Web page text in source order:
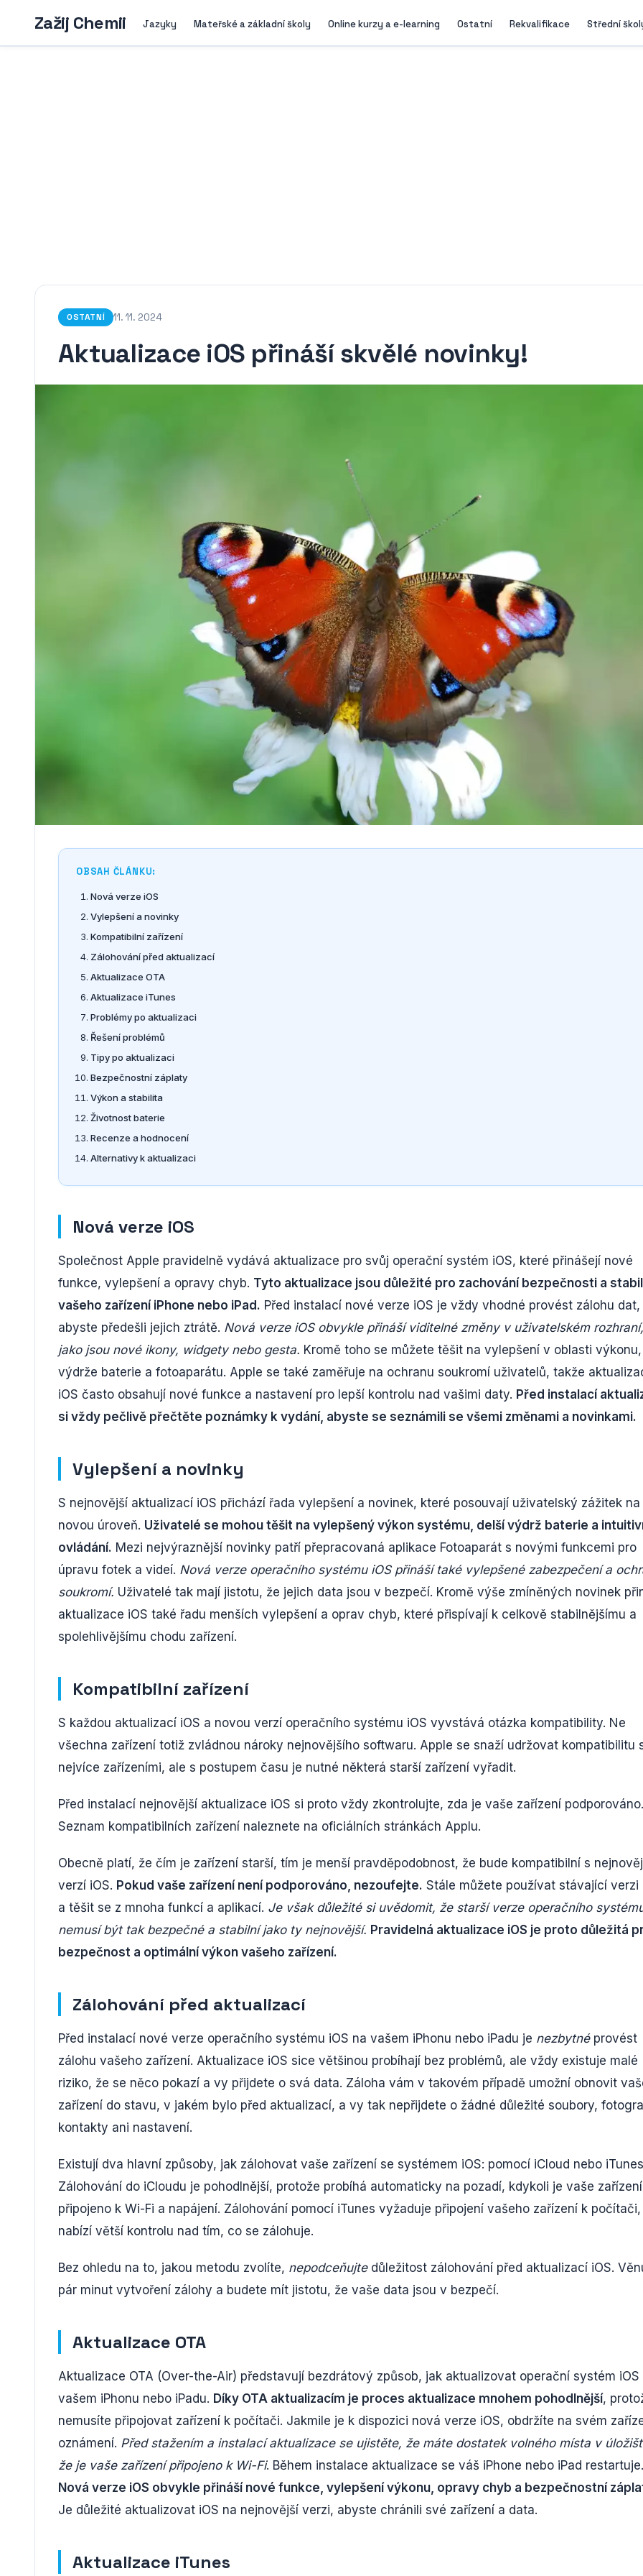
Zažij Chemii Jazyky Mateřské a základní školy Online kurzy a e-learning Ostatní Rekvalifikace Střední
OSTATNÍ 11. 11. 2024
Aktualizace iOS přináší skvělé novinky!
OBSAH ČLÁNKU:
Nová verze iOS
Vylepšení a novinky
Kompatibilní zařízení
Zálohování před aktualizací
Aktualizace OTA
Aktualizace iTunes
Problémy po aktualizaci
Řešení problémů
Tipy po aktualizaci
Bezpečnostní záplaty
Výkon a stabilita
Životnost baterie
Recenze a hodnocení
Alternativy k aktualizaci
Nová verze iOS
Společnost Apple pravidelně vydává aktualizace pro svůj operační systém iOS, které přinášejí nové
funkce, vylepšení a opravy chyb. Tyto aktualizace jsou důležité pro zachování bezpečnosti a
vašeho zařízení iPhone nebo iPad. Před instalací nové verze iOS je vždy vhodné provést zálohu dat,
abyste předešli jejich ztrátě. Nová verze iOS obvykle přináší viditelné změny v uživatelském rozhraní,
jako jsou nové ikony, widgety nebo gesta. Kromě toho se můžete těšit na vylepšení v oblasti výkonu,
výdrže baterie a fotoaparátu. Apple se také zaměřuje na ochranu soukromí uživatelů, takže
iOS často obsahují nové funkce a nastavení pro lepší kontrolu nad vašimi daty. Před instalací
si vždy pečlivě přečtěte poznámky k vydání, abyste se seznámili se všemi změnami a novinkami.
Vylepšení a novinky
S nejnovější aktualizací iOS přichází řada vylepšení a novinek, které posouvají uživatelský zážitek na
novou úroveň. Uživatelé se mohou těšit na vylepšený výkon systému, delší výdrž baterie a
ovládání. Mezi nejvýraznější novinky patří přepracovaná aplikace Fotoaparát s novými funkcemi pro
úpravu fotek a videí. Nová verze operačního systému iOS přináší také vylepšené zabezpečení a
soukromí. Uživatelé tak mají jistotu, že jejich data jsou v bezpečí. Kromě výše zmíněných novinek
aktualizace iOS také řadu menších vylepšení a oprav chyb, které přispívají k celkově stabilnějšímu a
spolehlivějšímu chodu zařízení.
Kompatibilní zařízení
S každou aktualizací iOS a novou verzí operačního systému iOS vyvstává otázka kompatibility. Ne
všechna zařízení totiž zvládnou nároky nejnovějšího softwaru. Apple se snaží udržovat kompatibilitu
nejvíce zařízeními, ale s postupem času je nutné některá starší zařízení vyřadit.
Před instalací nejnovější aktualizace iOS si proto vždy zkontrolujte, zda je vaše zařízení podporováno.
Seznam kompatibilních zařízení naleznete na oficiálních stránkách Applu.
Obecně platí, že čím je zařízení starší, tím je menší pravděpodobnost, že bude kompatibilní s
verzí iOS. Pokud vaše zařízení není podporováno, nezoufejte. Stále můžete používat stávající verzi
a těšit se z mnoha funkcí a aplikací. Je však důležité si uvědomit, že starší verze operačního
nemusí být tak bezpečné a stabilní jako ty nejnovější. Pravidelná aktualizace iOS je proto důležitá
bezpečnost a optimální výkon vašeho zařízení.
Zálohování před aktualizací
Před instalací nové verze operačního systému iOS na vašem iPhonu nebo iPadu je nezbytnéprovést
zálohu vašeho zařízení. Aktualizace iOS sice většinou probíhají bez problémů, ale vždy existuje malé
riziko, že se něco pokazí a vy přijdete o svá data. Záloha vám v takovém případě umožní obnovit
zařízení do stavu, v jakém bylo před aktualizací, a vy tak nepřijdete o žádné důležité soubory,
kontakty ani nastavení.
Existují dva hlavní způsoby, jak zálohovat vaše zařízení se systémem iOS: pomocí iCloud nebo
Zálohování do iCloudu je pohodlnější, protože probíhá automaticky na pozadí, kdykoli je vaše zařízení
připojeno k Wi-Fi a napájení. Zálohování pomocí iTunes vyžaduje připojení vašeho zařízení k
nabízí větší kontrolu nad tím, co se zálohuje.
Bez ohledu na to, jakou metodu zvolíte, nepodceňujtedůležitost zálohování před aktualizací iOS.
pár minut vytvoření zálohy a budete mít jistotu, že vaše data jsou v bezpečí.
Aktualizace OTA
Aktualizace OTA (Over-the-Air) představují bezdrátový způsob, jak aktualizovat operační systém iOS
vašem iPhonu nebo iPadu. Díky OTA aktualizacím je proces aktualizace mnohem pohodlnější,
nemusíte připojovat zařízení k počítači. Jakmile je k dispozici nová verze iOS, obdržíte na svém
oznámení. Před stažením a instalací aktualizace se ujistěte, že máte dostatek volného místa v
že je vaše zařízení připojeno k Wi-Fi. Během instalace aktualizace se váš iPhone nebo iPad restartuje.
Nová verze iOS obvykle přináší nové funkce, vylepšení výkonu, opravy chyb a bezpečnostní
Je důležité aktualizovat iOS na nejnovější verzi, abyste chránili své zařízení a data.
Aktualizace iTunes